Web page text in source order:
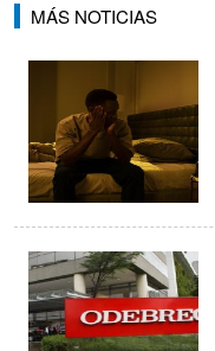
MÁS NOTICIAS